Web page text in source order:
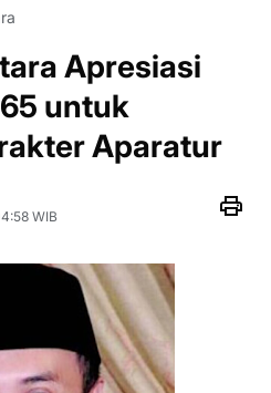
Apresiasi
untuk
Aparatur
WIB